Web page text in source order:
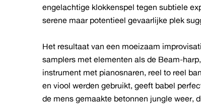
engelachtige klokkenspel tegen subtiele
serene maar potentieel gevaarlijke plek
Het resultaat van een moeizaam
samplers met elementen als de Beam-
instrument met pianosnaren, reel to reel
en viool werden gebruikt, geeft babel
de mens gemaakte betonnen jungle weer,